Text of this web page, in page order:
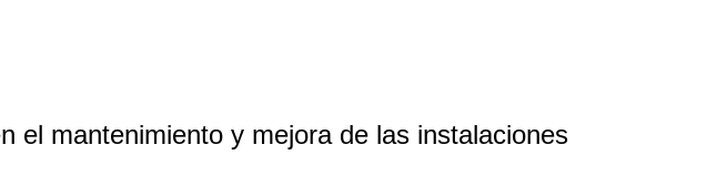
el mantenimiento y mejora de las instalaciones